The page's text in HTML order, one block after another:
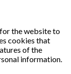
the website to
cookies that
of the
information.